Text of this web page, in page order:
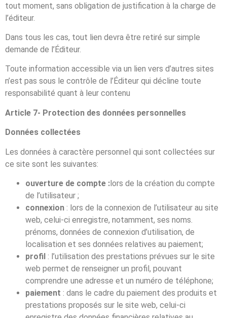
tout moment, sans obligation de justification à la charge de
l’éditeur.
Dans tous les cas, tout lien devra être retiré sur simple
demande de l’Éditeur.
Toute information accessible via un lien vers d’autres sites
n’est pas sous le contrôle de l’Éditeur qui décline toute
responsabilité quant à leur contenu
Article 7- Protection des données personnelles
Données collectées
Les données à caractère personnel qui sont collectées sur
ce site sont les suivantes:
ouverture de compte :lors de la création du compte
de l’utilisateur ;
connexion : lors de la connexion de l’utilisateur au site
web, celui-ci enregistre, notamment, ses noms.
prénoms, données de connexion d’utilisation, de
localisation et ses données relatives au paiement;
profil : l’utilisation des prestations prévues sur le site
web permet de renseigner un profil, pouvant
comprendre une adresse et un numéro de téléphone;
paiement : dans le cadre du paiement des produits et
prestations proposés sur le site web, celui-ci